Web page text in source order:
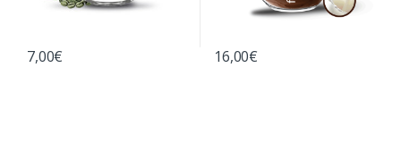
7,00€ 16,00€